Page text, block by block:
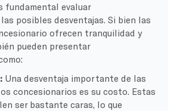
fundamental evaluar
posibles desventajas. Si bien las
ofrecen tranquilidad y
pueden presentar
Una desventaja importante de las
concesionarios es su costo. Estas
ser bastante caras, lo que